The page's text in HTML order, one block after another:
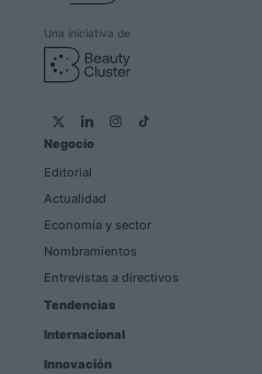
Una iniciativa de
Negocio
Editorial
Actualidad
Economía y sector
Nombramientos
Entrevistas a directivos
Tendencias
Internacional
Innovación